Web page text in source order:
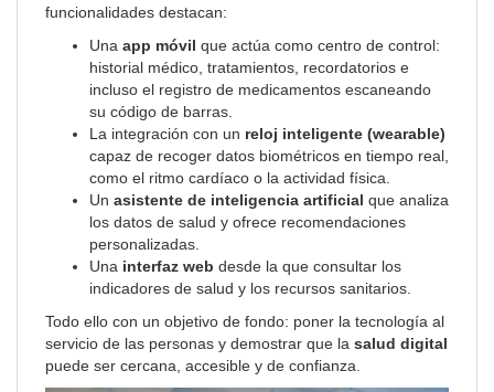
funcionalidades destacan:
Una app móvil que actúa como centro de control:
historial médico, tratamientos, recordatorios e
incluso el registro de medicamentos escaneando
su código de barras.
La integración con un reloj inteligente (wearable)
capaz de recoger datos biométricos en tiempo real,
como el ritmo cardíaco o la actividad física.
Un asistente de inteligencia artificial que analiza
los datos de salud y ofrece recomendaciones
personalizadas.
Una interfaz web desde la que consultar los
indicadores de salud y los recursos sanitarios.
Todo ello con un objetivo de fondo: poner la tecnología al
servicio de las personas y demostrar que la salud digital
puede ser cercana, accesible y de confianza.